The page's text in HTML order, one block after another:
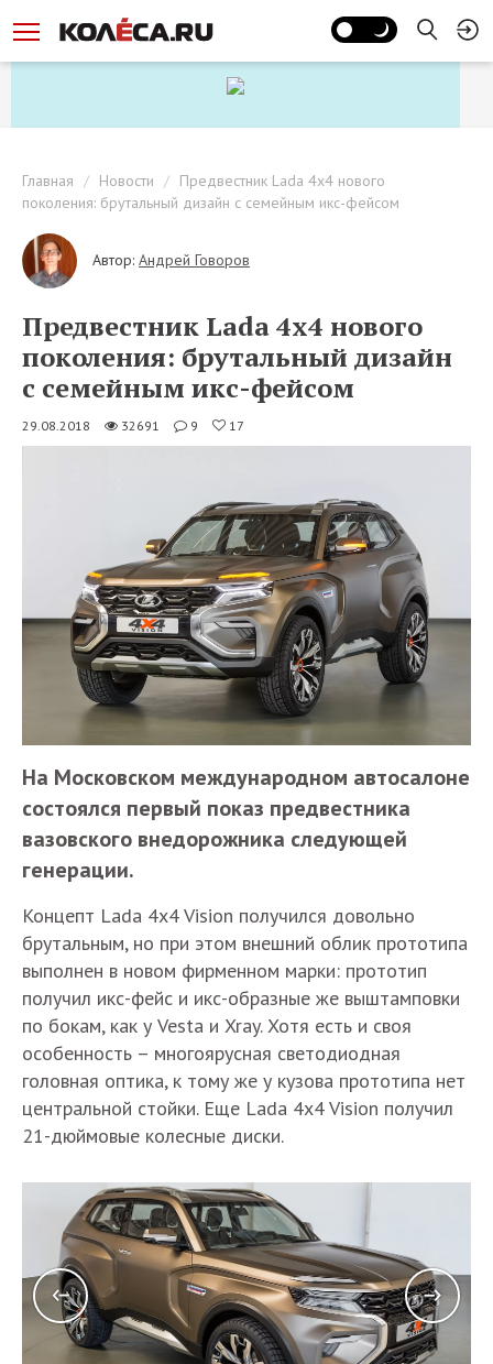
Главная Новости
Предвестник Lada 4x4 нового
поколения: брутальный дизайн с семейным икс-фейсом
Автор: Андрей Говоров
Предвестник Lada 4x4 нового
поколения: брутальный дизайн
с семейным икс-фейсом
29.08.2018 32691 9 17
На Московском международном автосалоне
состоялся первый показ предвестника
вазовского внедорожника следующей
генерации.
Концепт Lada 4x4 Vision получился довольно
брутальным, но при этом внешний облик прототипа
выполнен в новом фирменном марки: прототип
получил икс-фейс и икс-образные же выштамповки
по бокам, как у Vesta и Xray. Хотя есть и своя
особенность – многоярусная светодиодная
головная оптика, к тому же у кузова прототипа нет
центральной стойки. Еще Lada 4x4 Vision получил
21-дюймовые колесные диски.